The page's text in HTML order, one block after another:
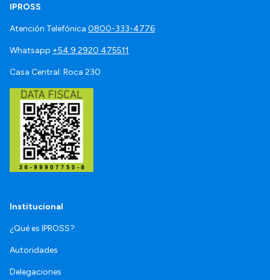
IPROSS
Atención Telefónica 0800-333-4776
Whatsapp +54 9 2920 475511
Casa Central: Roca 230
Institucional
¿Qué es IPROSS?
Autoridades
Delegaciones